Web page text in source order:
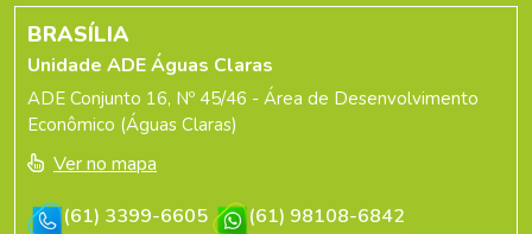
BRASÍLIA
Unidade ADE Águas Claras
ADE Conjunto 16, Nº 45/46 - Área de Desenvolvimento
Econômico (Águas Claras)
Ver no mapa
(61) 3399-6605
(61) 98108-6842